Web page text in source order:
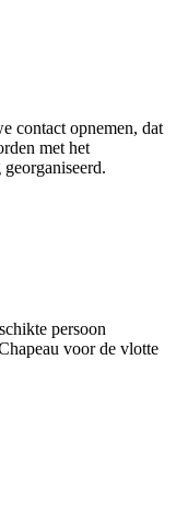
contact opnemen, dat
met het
persoon
voor de vlotte